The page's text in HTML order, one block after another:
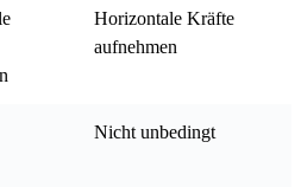
Horizontale Kräfte
aufnehmen
Nicht unbedingt